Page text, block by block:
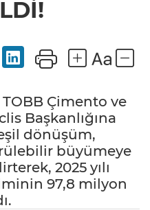
Çimento ve
Başkanlığına
dönüşüm,
büyümeye
2025 yılı
97,8 milyon